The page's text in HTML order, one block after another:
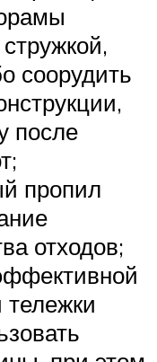
соорудить
после
пропил
отходов;